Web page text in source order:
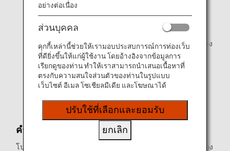
นาที(*) ก่อนออกเดินทาง
(*) 50 นาที ก่อนออกเดินทาง สำหรับการออกเดินทางจาก
สนามบินเวียดนาม
โปรดไปยังประตูทางออกขึ้นเครื่อง 30 นาทีก่อนออกเดินทาง
ท่านอาจไม่สามารถขึ้นเครื่องได้หลังจาก 10 นาทีก่อน
เวลาออกเดินทาง
เวลาออกเดินทางคือเวลาที่เครื่องบินเคลื่อนตัวออกจาก
คำแนะนำในการเช็คอินที่เคาน์เตอร์
โปรดยืนยันว่าท่านมีเอกสารทั้งหมดที่จำเป็นสำหรับการขึ้นเครื่อง
อย่างต่อเนื่อง
ส่วนบุคคล
คุกกี้เหล่านี้ช่วยให้เรามอบประสบการณ์การท่องเว็บ
ที่ดียิ่งขึ้นให้แก่ผู้ใช้งาน โดยอ้างอิงจากข้อมูลการ
เรียกดูของท่าน ทำให้เราสามารถนำเสนอเนื้อหาที่
ตรงกับความสนใจส่วนตัวของท่านในรูปแบบ
เว็บไซต์ อีเมล โซเชียลมีเดีย และโฆษณาได้
ปรับใช้ที่เลือกและยอมรับ
ยกเลิก